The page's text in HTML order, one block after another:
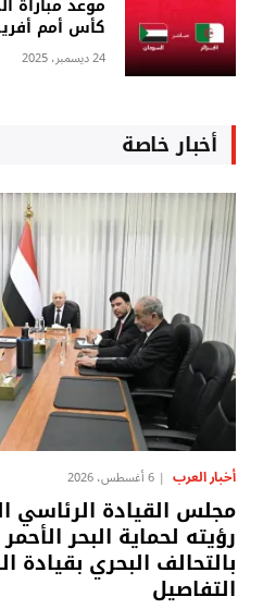
كأس أمم
24 ديسمبر، 2025
أخبار خاصة
أخبار العرب 6 أغسطس، 2026
رؤيته لحماية البحر
بالتحالف البحري بقيادة
التفاصيل